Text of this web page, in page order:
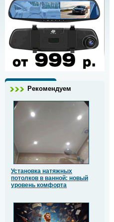
Рекомендуем
Установка натяжных
потолков в ванной: новый
уровень комфорта